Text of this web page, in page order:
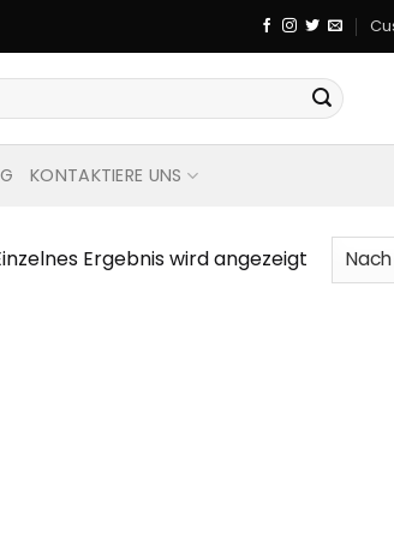
KONTAKTIERE UNS
Ergebnis wird angezeigt